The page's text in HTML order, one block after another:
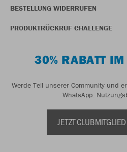
BESTELLUNG WIDERRUFEN
PRODUKTRÜCKRUF CHALLENGE
30% RABATT
Werde Teil unserer Community und
WhatsApp.
JETZT